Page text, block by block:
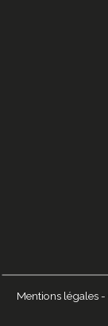
Mentions légales -